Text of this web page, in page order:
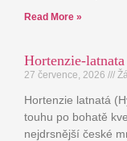
Read More »
Hortenzie-latnata
27 července, 2026
Hortenzie latnatá
touhu po bohatě
nejdrsnější české